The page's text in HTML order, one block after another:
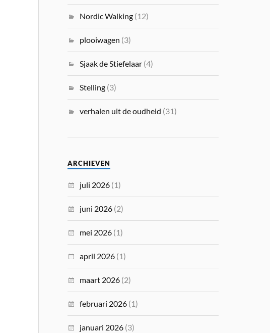
Nordic Walking (12)
plooiwagen (3)
Sjaak de Stiefelaar (4)
Stelling (3)
verhalen uit de oudheid (31)
ARCHIEVEN
juli 2026 (1)
juni 2026 (2)
mei 2026 (1)
april 2026 (1)
maart 2026 (2)
februari 2026 (1)
januari 2026 (3)